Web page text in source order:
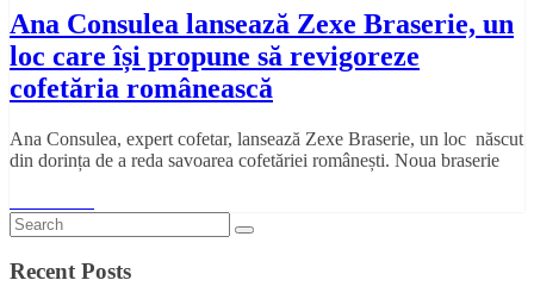
Ana Consulea lansează Zexe Braserie, un
loc care își propune să revigoreze
cofetăria românească
Ana Consulea, expert cofetar, lansează Zexe Braserie, un loc născut
din dorința de a reda savoarea cofetăriei românești. Noua braserie
Recent Posts